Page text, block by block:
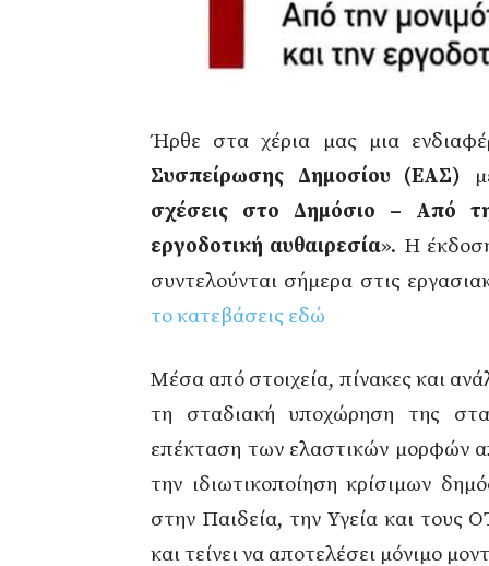
Ήρθε στα χέρια μας μια
Συσπείρωσης Δημοσίου (ΕΑΣ)
σχέσεις στο Δημόσιο – Από
εργοδοτική αυθαιρεσία». Η
συντελούνται σήμερα στις
το κατεβάσεις εδώ
Μέσα από στοιχεία, πίνακες και
τη σταδιακή υποχώρηση της
επέκταση των ελαστικών μορφών
την ιδιωτικοποίηση κρίσιμων
στην Παιδεία, την Υγεία και τους
και τείνει να αποτελέσει μόνιμο